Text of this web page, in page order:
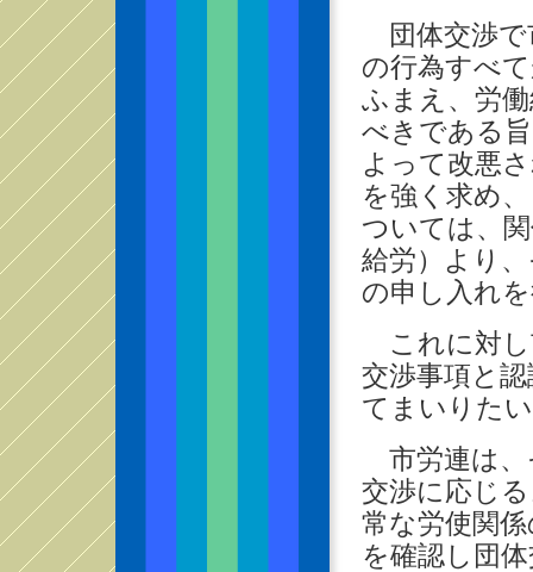
団体交渉で
の行為すべ
ふまえ、労
べきである
よって改悪
を強く求め
ついては、
給労）より
の申し入れ
これに対し
交渉事項と
てまいりた
市労連は、
交渉に応じ
常な労使関
を確認し団